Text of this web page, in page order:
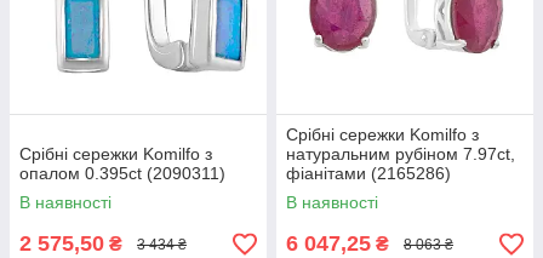
Срібні сережки Komilfo з
опалом 0.395ct (2090311)
В наявності
2 575,50 ₴ 3 434 ₴
Срібні сережки Komilfo з
натуральним рубіном 7.97ct,
фіанітами (2165286)
В наявності
6 047,25 ₴ 8 063 ₴